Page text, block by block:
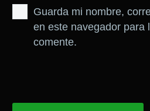
Guarda mi nombre,
en este navegador para
comente.